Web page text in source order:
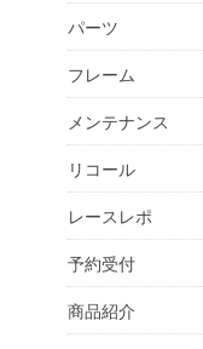
パーツ
フレーム
メンテナンス
リコール
レースレポ
予約受付
商品紹介